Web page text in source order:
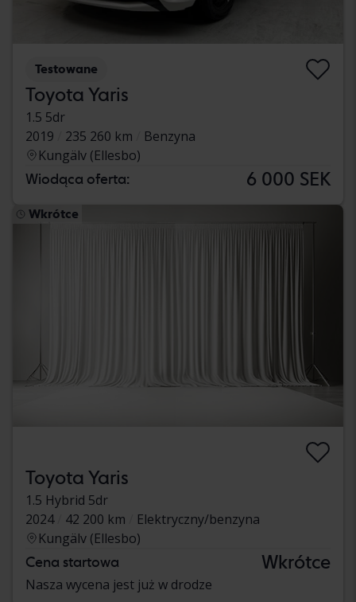
Testowane
Toyota Yaris
1.5 5dr
2019
235 260 km
Benzyna
Kungälv (Ellesbo)
Wiodąca oferta: 6 000 SEK
Wkrótce
Toyota Yaris
1.5 Hybrid 5dr
2024
42 200 km
Elektryczny/benzyna
Kungälv (Ellesbo)
Cena startowa Wkrótce
Nasza wycena jest już w drodze